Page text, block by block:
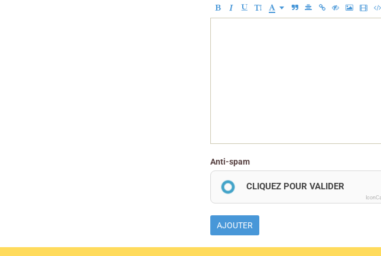
Anti-spam
CLIQUEZ POUR VALIDER
AJOUTER